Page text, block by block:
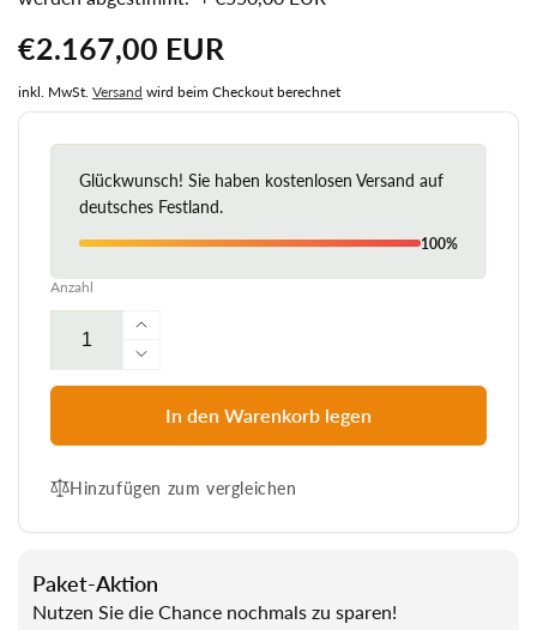
Normaler
Preis
€2.167,00 EUR
inkl. MwSt. Versand wird beim Checkout berechnet
Glückwunsch! Sie haben kostenlosen Versand auf
deutsches Festland.
100%
Anzahl
Erhöhe
die
Menge
Deko
Bullaugen
washed
grey
Verringere
die
Menge
für
Mr.
Düne
Mahagoni
washed
In den Warenkorb legen
Hinzufügen zum vergleichen
Paket-Aktion
Nutzen Sie die Chance nochmals zu sparen!